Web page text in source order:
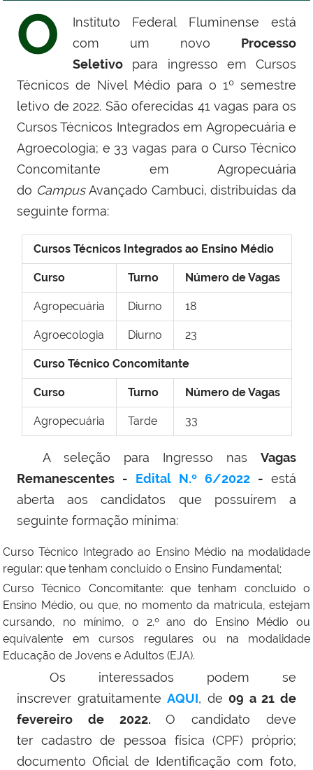
O
Instituto Federal Fluminense está
com um novo Processo
Seletivo para ingresso em Cursos
Técnicos de Nível Médio para o 1º semestre
letivo de 2022. São oferecidas 41 vagas para os
Cursos Técnicos Integrados em Agropecuária e
Agroecologia; e 33 vagas para o Curso Técnico
Concomitante em Agropecuária
do CampusAvançado Cambuci, distribuídas da
seguinte forma:
Cursos Técnicos Integrados ao Ensino Médio
Curso Turno Número de Vagas
Agropecuária Diurno 18
Agroecologia Diurno 23
Curso Técnico Concomitante
Curso Turno Número de Vagas
Agropecuária Tarde 33
A seleção para Ingresso nas Vagas
Remanescentes - Edital N.º 6/2022-está
aberta aos candidatos que possuírem a
seguinte formação mínima:
Curso Técnico Integrado ao Ensino Médio na modalidade
regular: que tenham concluído o Ensino Fundamental;
Curso Técnico Concomitante: que tenham concluído o
Ensino Médio, ou que, no momento da matrícula, estejam
cursando, no mínimo, o 2.º ano do Ensino Médio ou
equivalente em cursos regulares ou na modalidade
Educação de Jovens e Adultos (EJA).
Os interessados podem se
inscrever gratuitamenteAQUI, de 09 a 21 de
fevereiro de 2022.O candidato deve
ter cadastro de pessoa física (CPF) próprio;
documento Oficial de Identificação com foto,